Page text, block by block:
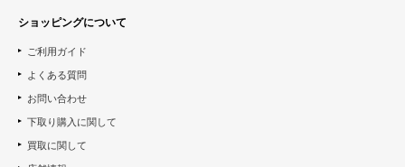
ショッピングについて
ご利用ガイド
よくある質問
お問い合わせ
下取り購入に関して
買取に関して